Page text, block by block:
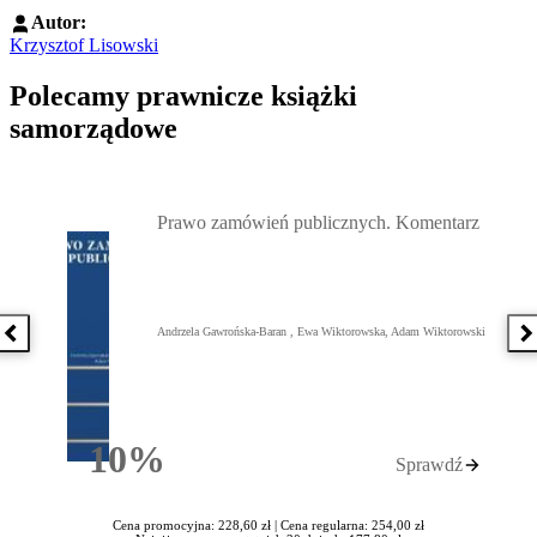
Autor:
Krzysztof Lisowski
Polecamy prawnicze książki
samorządowe
Poprzednia książka
10%Rabatu
Prawo zamówień publicznych. Komentarz
Andrzela Gawrońska-Baran , Ewa Wiktorowska, Adam Wiktorowski
Sprawdź
Cena promocyjna: 228,60 zł | Cena regularna: 254,00 zł